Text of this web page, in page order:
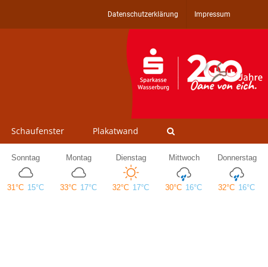
Datenschutzerklärung Impressum
Schaufenster Plakatwand